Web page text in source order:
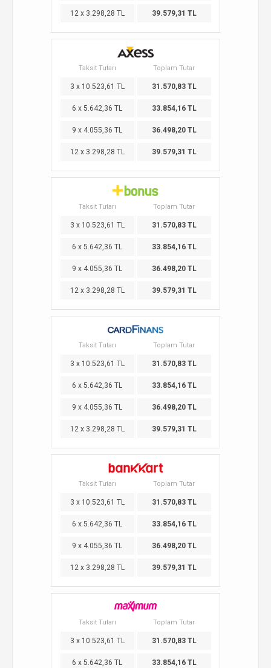
12 x 3.298,28 TL 39.579,31 TL
Taksit Tutarı Toplam Tutar
3 x 10.523,61 TL 31.570,83 TL
6 x 5.642,36 TL 33.854,16 TL
9 x 4.055,36 TL 36.498,20 TL
12 x 3.298,28 TL 39.579,31 TL
Taksit Tutarı Toplam Tutar
3 x 10.523,61 TL 31.570,83 TL
6 x 5.642,36 TL 33.854,16 TL
9 x 4.055,36 TL 36.498,20 TL
12 x 3.298,28 TL 39.579,31 TL
Taksit Tutarı Toplam Tutar
3 x 10.523,61 TL 31.570,83 TL
6 x 5.642,36 TL 33.854,16 TL
9 x 4.055,36 TL 36.498,20 TL
12 x 3.298,28 TL 39.579,31 TL
Taksit Tutarı Toplam Tutar
3 x 10.523,61 TL 31.570,83 TL
6 x 5.642,36 TL 33.854,16 TL
9 x 4.055,36 TL 36.498,20 TL
12 x 3.298,28 TL 39.579,31 TL
Taksit Tutarı Toplam Tutar
3 x 10.523,61 TL 31.570,83 TL
6 x 5.642,36 TL 33.854,16 TL